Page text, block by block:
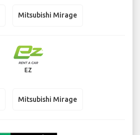
Mitsubishi Mirage
EZ
Mitsubishi Mirage